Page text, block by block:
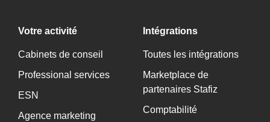
Votre activité
Cabinets de conseil
Professional services
ESN
Agence marketing
Intégrations
Toutes les intégrations
Marketplace de
partenaires Stafiz
Comptabilité